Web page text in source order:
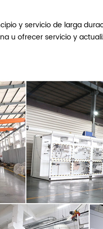
y servicio de larga
u ofrecer servicio y